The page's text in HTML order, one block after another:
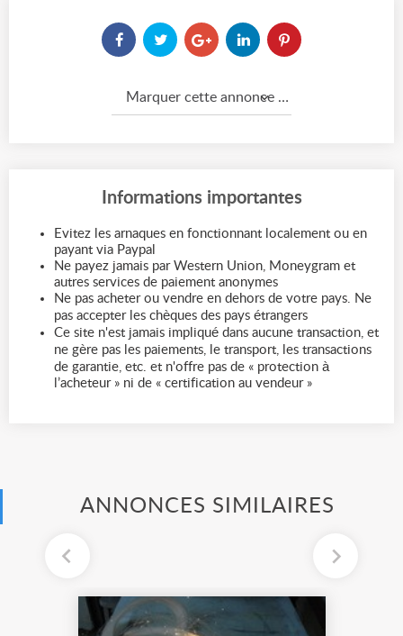
Marquer cette annonce comme...
Informations importantes
Evitez les arnaques en fonctionnant localement ou en
payant via Paypal
Ne payez jamais par Western Union, Moneygram et
autres services de paiement anonymes
Ne pas acheter ou vendre en dehors de votre pays. Ne
pas accepter les chèques des pays étrangers
Ce site n'est jamais impliqué dans aucune transaction, et
ne gère pas les paiements, le transport, les transactions
de garantie, etc. et n'offre pas de « protection à
l’acheteur » ni de « certification au vendeur »
ANNONCES SIMILAIRES